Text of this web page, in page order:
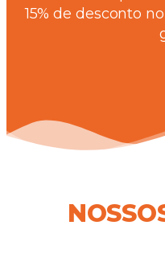
15% de desconto